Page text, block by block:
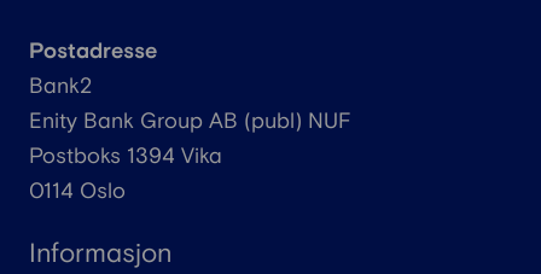
Postadresse
Bank2
Enity Bank Group AB (publ) NUF
Postboks 1394 Vika
0114 Oslo
Informasjon